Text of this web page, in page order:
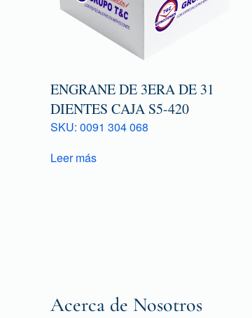
ENGRANE DE 3ERA DE 31
DIENTES CAJA S5-420
SKU: 0091 304 068
Leer más
Acerca de Nosotros